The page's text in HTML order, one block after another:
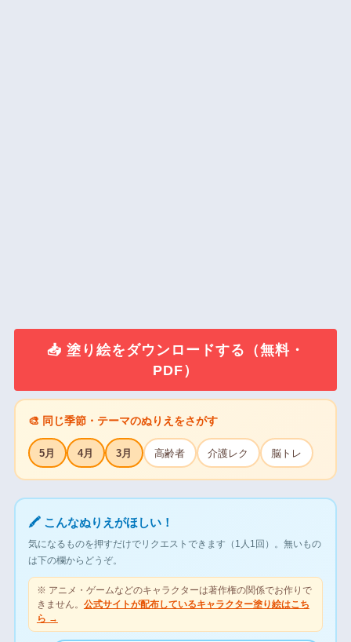
📥 塗り絵をダウンロードする（無料・
PDF）
🎨 同じ季節・テーマのぬりえをさがす
5月 4月 3月 高齢者 介護レク 脳トレ
🖍 こんなぬりえがほしい！
気になるものを押すだけでリクエストできます（1人1回）。無いもの
は下の欄からどうぞ。
※ アニメ・ゲームなどのキャラクターは著作権の関係でお作りで
きません。 公式サイトが配布しているキャラクター塗り絵はこち
ら →